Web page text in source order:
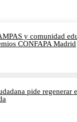
y comunidad
CONFAPA Madrid
pide regenerar